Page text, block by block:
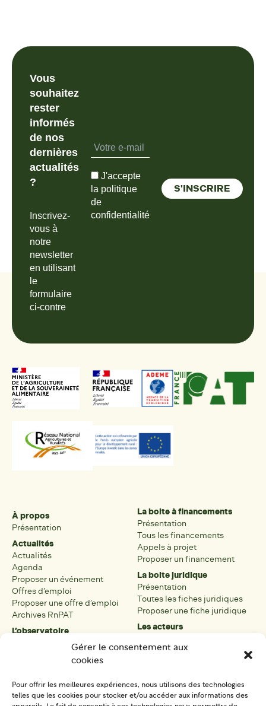
Gérer le consentement aux
cookies
Pour offrir les meilleures expériences, nous utilisons des technologies
telles que les cookies pour stocker et/ou accéder aux informations des
Vous
souhaitez
rester
informés
de nos
dernières
actualités
?
Inscrivez-
vous à
notre
newsletter
en utilisant
le
formulaire
ci-contre
J'accepte
la politique
de
confidentialité
À propos
Présentation
Actualités
Actualités
Agenda
Proposer un événement
Offres d’emploi
Proposer une offre d’emploi
Archives RnPAT
L’observatoire
Présentation de l’observatoire
La boîte à outils
La boite à financements
Présentation
Tous les financements
Appels à projet
Proposer un financement
La boite juridique
Présentation
Toutes les fiches juridiques
Proposer une fiche juridique
Les acteurs
Tous les acteurs